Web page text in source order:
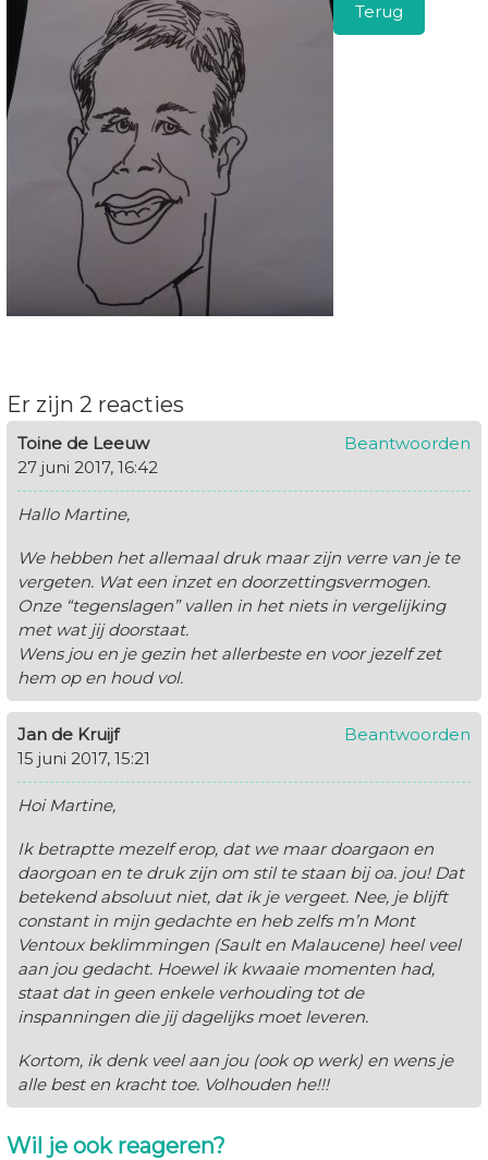
Terug
Er zijn 2 reacties
Beantwoorden
Toine de Leeuw
27 juni 2017, 16:42
Hallo Martine,
We hebben het allemaal druk maar zijn verre van je te
vergeten. Wat een inzet en doorzettingsvermogen.
Onze “tegenslagen” vallen in het niets in vergelijking
met wat jij doorstaat.
Wens jou en je gezin het allerbeste en voor jezelf zet
hem op en houd vol.
Beantwoorden
Jan de Kruijf
15 juni 2017, 15:21
Hoi Martine,
Ik betraptte mezelf erop, dat we maar doargaon en
daorgoan en te druk zijn om stil te staan bij oa. jou! Dat
betekend absoluut niet, dat ik je vergeet. Nee, je blijft
constant in mijn gedachte en heb zelfs m’n Mont
Ventoux beklimmingen (Sault en Malaucene) heel veel
aan jou gedacht. Hoewel ik kwaaie momenten had,
staat dat in geen enkele verhouding tot de
inspanningen die jij dagelijks moet leveren.
Kortom, ik denk veel aan jou (ook op werk) en wens je
alle best en kracht toe. Volhouden he!!!
Wil je ook reageren?